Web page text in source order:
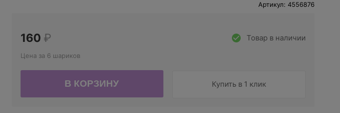
Артикул: 4556876
Товар в наличии
160 ₽
Цена за 6 шариков
Купить в 1 клик